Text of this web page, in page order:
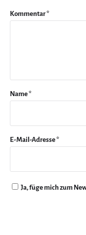
Kommentar*
Name*
E-Mail-Adresse*
Ja, füge mich zum